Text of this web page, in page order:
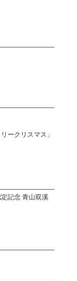
ークリスマス」
記念 青山双溪